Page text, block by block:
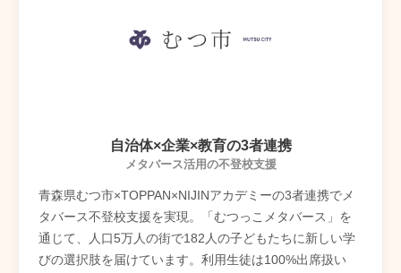
自治体×企業×教育の3者連携
メタバース活用の不登校支援
青森県むつ市×TOPPAN×NIJINアカデミーの3者連携でメ
タバース不登校支援を実現。「むつっこメタバース」を
通じて、人口5万人の街で182人の子どもたちに新しい学
びの選択肢を届けています。利用生徒は100%出席扱い